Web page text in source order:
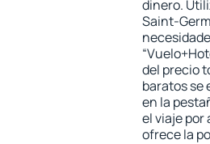
dinero.
Saint-
del precio
baratos se
en la
el viaje
ofrece la